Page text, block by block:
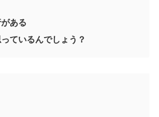
ある
ているんでしょう？